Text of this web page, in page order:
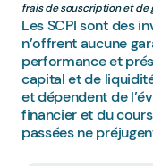
frais de souscription et de
Les SCPI sont des
n’offrent aucune
performance et
capital et de
et dépendent de
financier et du
passées ne